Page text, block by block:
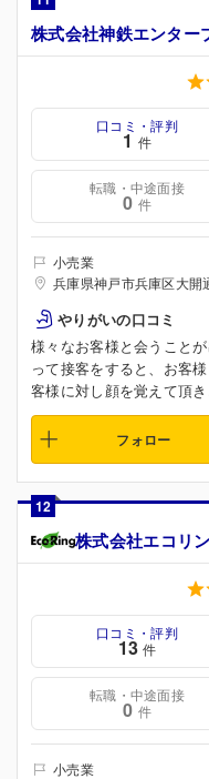
株式会社神鉄エンター
口コミ・評判
1 件
転職・中途面接
0 件
小売業
兵庫県神戸市兵庫区大開
やりがいの口コミ
様々なお客様と会うこと
って接客をすると、お客
客様に対し顔を覚えて頂
フォロー
12
株式会社エコリ
口コミ・評判
13 件
転職・中途面接
0 件
小売業